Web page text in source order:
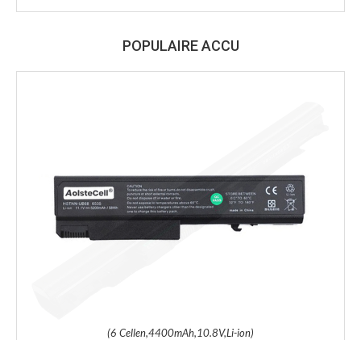
POPULAIRE ACCU
(6 Cellen,4400mAh,10.8V,Li-ion)